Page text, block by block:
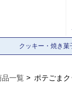
クッキー・焼き菓
一覧 ポテごま